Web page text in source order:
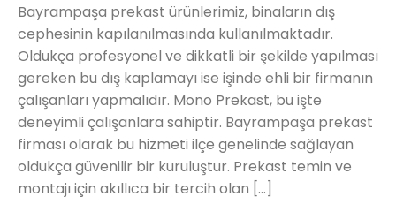
Bayrampaşa prekast ürünlerimiz, binaların dış
cephesinin kapılanılmasında kullanılmaktadır.
Oldukça profesyonel ve dikkatli bir şekilde yapılması
gereken bu dış kaplamayı ise işinde ehli bir firmanın
çalışanları yapmalıdır. Mono Prekast, bu işte
deneyimli çalışanlara sahiptir. Bayrampaşa prekast
firması olarak bu hizmeti ilçe genelinde sağlayan
oldukça güvenilir bir kuruluştur. Prekast temin ve
montajı için akıllıca bir tercih olan […]